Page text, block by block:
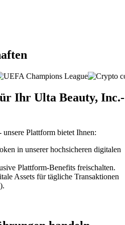
Ihr Ulta Beauty, Inc.-
Plattform bietet Ihnen:
in unserer hochsicheren digitalen
Plattform-Benefits freischalten.
Assets für tägliche Transaktionen